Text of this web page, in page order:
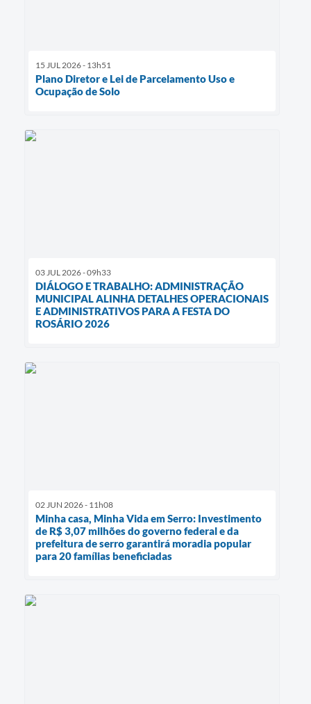
15 JUL 2026 - 13h51
Plano Diretor e Lei de Parcelamento Uso e
Ocupação de Solo
03 JUL 2026 - 09h33
DIÁLOGO E TRABALHO: ADMINISTRAÇÃO
MUNICIPAL ALINHA DETALHES OPERACIONAIS
E ADMINISTRATIVOS PARA A FESTA DO
ROSÁRIO 2026
02 JUN 2026 - 11h08
Minha casa, Minha Vida em Serro: Investimento
de R$ 3,07 milhões do governo federal e da
prefeitura de serro garantirá moradia popular
para 20 famílias beneficiadas